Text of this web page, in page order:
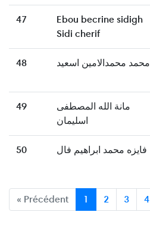
47
Ebou becrine sidigh
Sidi cherif
48 محمد محمدالامين اسعيد
49
مانة الله المصطفى
اسليمان
50 فايزه محمد ابراهيم فال
« Précédent 1 2 3 4